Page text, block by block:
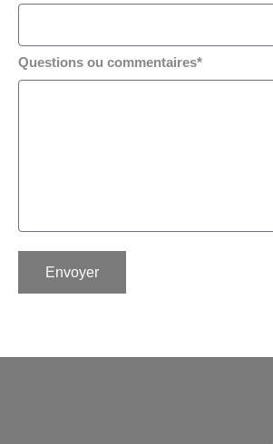
Questions ou commentaires*
Envoyer